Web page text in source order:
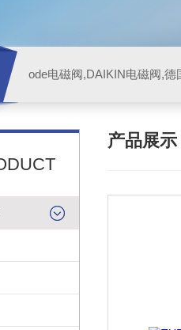
ode电磁阀,DAIKIN电磁阀,
产品展示